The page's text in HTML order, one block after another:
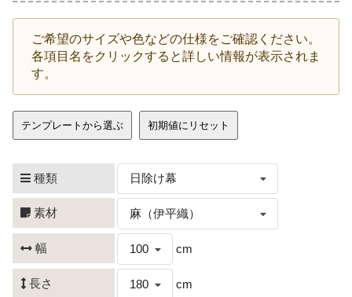
ご希望のサイズや色などの仕様をご確認ください。
各項目名をクリックすると詳しい情報が表示されま
す。
テンプレートから選ぶ 初期値にリセット
種類 日除け幕
素材 麻（伊平織）
幅 100 cm
長さ 180 cm